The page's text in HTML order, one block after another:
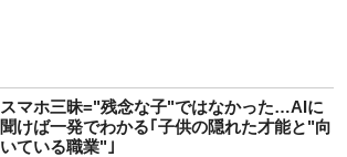
スマホ三昧="残念な子"ではなかった…AIに
聞けば一発でわかる｢子供の隠れた才能と"向
いている職業"｣